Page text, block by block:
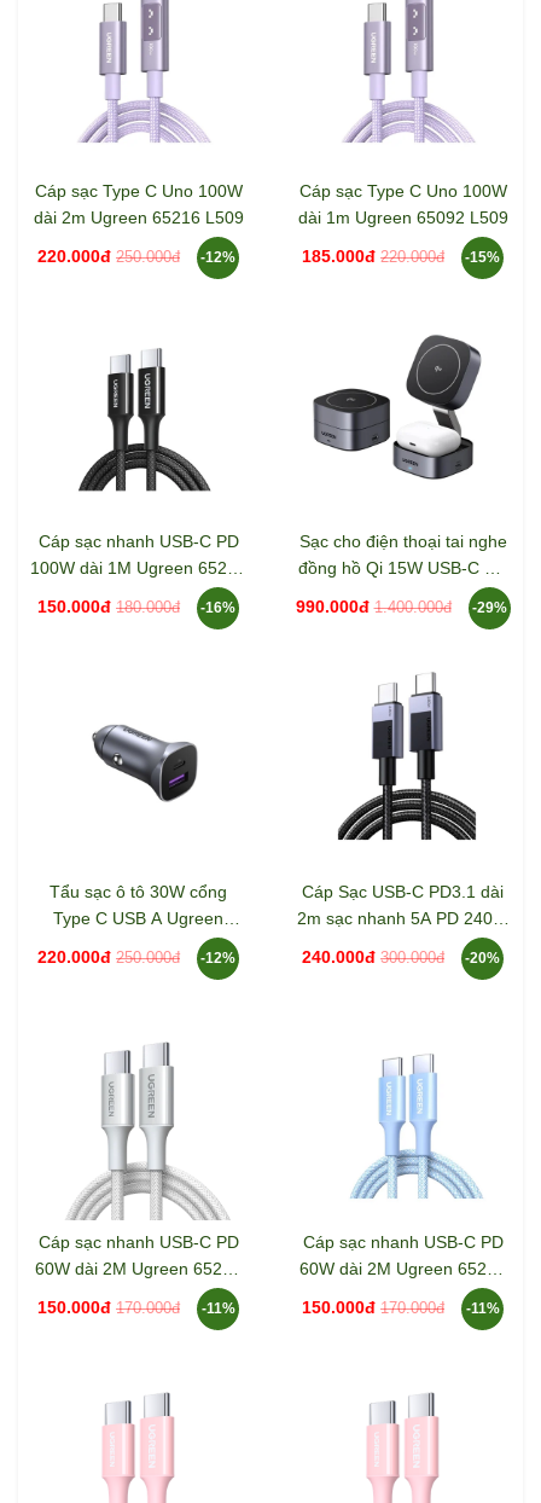
Cáp sạc Type C Uno 100W
dài 2m Ugreen 65216 L509
220.000đ 250.000đ -12%
Cáp sạc Type C Uno 100W
dài 1m Ugreen 65092 L509
185.000đ 220.000đ -15%
Cáp sạc nhanh USB-C PD
100W dài 1M Ugreen 65249
150.000đ 180.000đ -16%
Sạc cho điện thoại tai nghe
đồng hồ Qi 15W USB-C PD
Ugreen 35316 W702
990.000đ 1.400.000đ -29%
Tẩu sạc ô tô 30W cổng
Type C USB A Ugreen
220.000đ 250.000đ -12%
Cáp Sạc USB-C PD3.1 dài
2m sạc nhanh 5A PD 240W
Ugreen 45068 L513
240.000đ 300.000đ -20%
Cáp sạc nhanh USB-C PD
60W dài 2M Ugreen 65248
150.000đ 170.000đ -11%
Cáp sạc nhanh USB-C PD
60W dài 2M Ugreen 65247
150.000đ 170.000đ -11%